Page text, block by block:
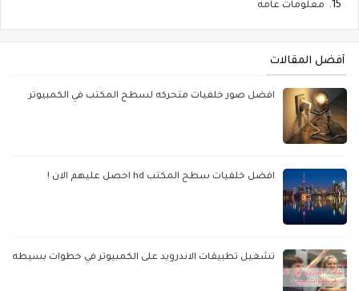
معلومات عامه
أفضل المقالات
افضل صور خلفيات متحركه لسطح المكتب في الكمبيوتر
افضل خلفيات سطح المكتب hd احصل عليهم الان !
تشغيل تطبيقات الاندرويد على الكمبيوتر في خطوات بسيطه